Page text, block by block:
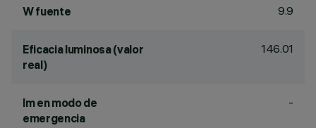
W fuente 9.9
Eficacia luminosa (valor
real)
146.01
lm en modo de
emergencia
-